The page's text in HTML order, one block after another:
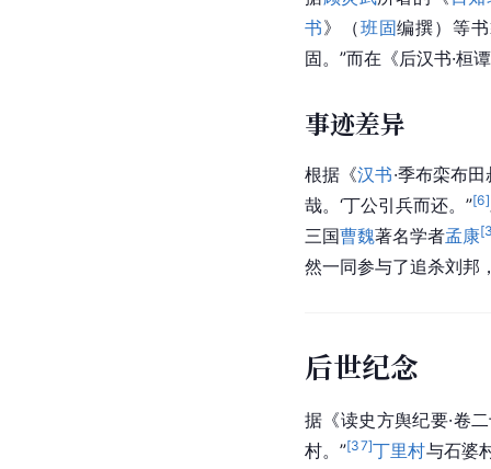
书》（班固编撰）等
固。”而在《后汉书·桓谭
事迹差异
根据《汉书·季布栾布
哉。‘丁公引兵而还。”[6]
三国曹魏著名学者孟康[
然一同参与了追杀刘邦
后世纪念
据《读史方舆纪要·卷
村。”[37]丁里村与石婆